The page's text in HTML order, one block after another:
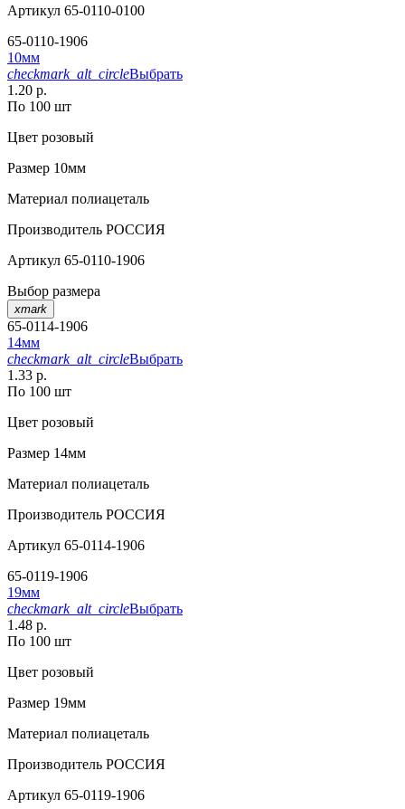
Артикул 65-0110-0100
65-0110-1906
10мм
checkmark_alt_circleВыбрать
1.20 р.
По 100 шт
Цвет розовый
Размер 10мм
Материал полиацеталь
Производитель РОССИЯ
Артикул 65-0110-1906
Выбор размера
xmark
65-0114-1906
14мм
checkmark_alt_circleВыбрать
1.33 р.
По 100 шт
Цвет розовый
Размер 14мм
Материал полиацеталь
Производитель РОССИЯ
Артикул 65-0114-1906
65-0119-1906
19мм
checkmark_alt_circleВыбрать
1.48 р.
По 100 шт
Цвет розовый
Размер 19мм
Материал полиацеталь
Производитель РОССИЯ
Артикул 65-0119-1906